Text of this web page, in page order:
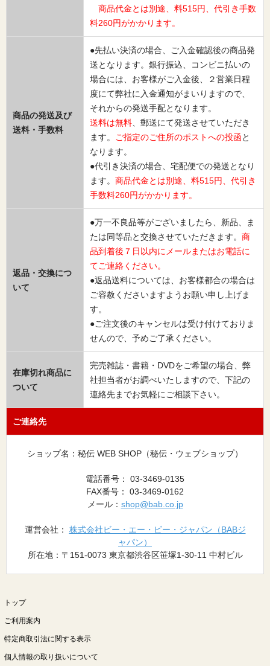
商品代金とは別途、料515円、代引き手数
料260円がかかります。
商品の発送及び
送料・手数料
●先払い決済の場合、ご入金確認後の商品発
送となります。銀行振込、コンビニ払いの
場合には、お客様がご入金後、２営業日程
度にて弊社に入金通知がまいりますので、
それからの発送手配となります。
送料は無料、郵送にて発送させていただき
ます。 ご指定のご住所のポストへの投函と
なります。
●代引き決済の場合、宅配便での発送となり
ます。 商品代金とは別途、料515円、代引き
手数料260円がかかります。
返品・交換につ
いて
●万一不良品等がございましたら、新品、ま
たは同等品と交換させていただきます。 商
品到着後７日以内にメールまたはお電話に
てご連絡ください。
●返品送料については、お客様都合の場合は
ご容赦くださいますようお願い申し上げま
す。
●ご注文後のキャンセルは受け付けておりま
せんので、予めご了承ください。
在庫切れ商品に
ついて
完売雑誌・書籍・DVDをご希望の場合、弊
社担当者がお調べいたしますので、下記の
連絡先までお気軽にご相談下さい。
ご連絡先
ショップ名：秘伝 WEB SHOP（秘伝・ウェブショップ）
電話番号： 03-3469-0135
FAX番号： 03-3469-0162
メール： shop@bab.co.jp
運営会社： 株式会社ビー・エー・ビー・ジャパン（BABジ
ャパン）
所在地：〒151-0073 東京都渋谷区笹塚1-30-11 中村ビル
トップ
ご利用案内
特定商取引法に関する表示
個人情報の取り扱いについて